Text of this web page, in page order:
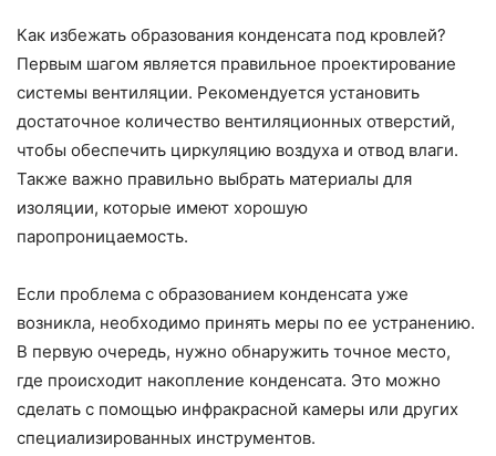
Как избежать образования конденсата под кровлей?
Первым шагом является правильное проектирование
системы вентиляции. Рекомендуется установить
достаточное количество вентиляционных отверстий,
чтобы обеспечить циркуляцию воздуха и отвод влаги.
Также важно правильно выбрать материалы для
изоляции, которые имеют хорошую
паропроницаемость.
Если проблема с образованием конденсата уже
возникла, необходимо принять меры по ее устранению.
В первую очередь, нужно обнаружить точное место,
где происходит накопление конденсата. Это можно
сделать с помощью инфракрасной камеры или других
специализированных инструментов.